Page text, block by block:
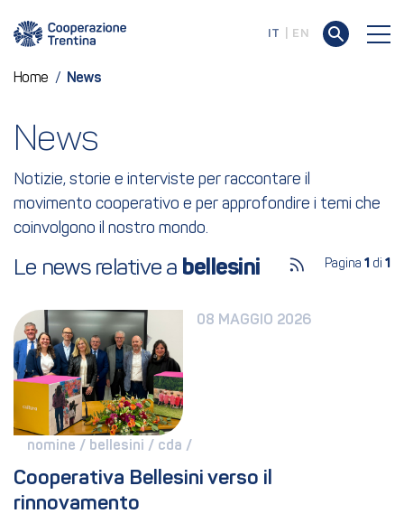
IT EN
Home / News
News
Notizie, storie e interviste per raccontare il
movimento cooperativo e per approfondire i temi che
coinvolgono il nostro mondo.
Le news relative a bellesini Pagina 1 di 1
08 MAGGIO 2026
nomine / bellesini / cda /
Cooperativa Bellesini verso il
rinnovamento